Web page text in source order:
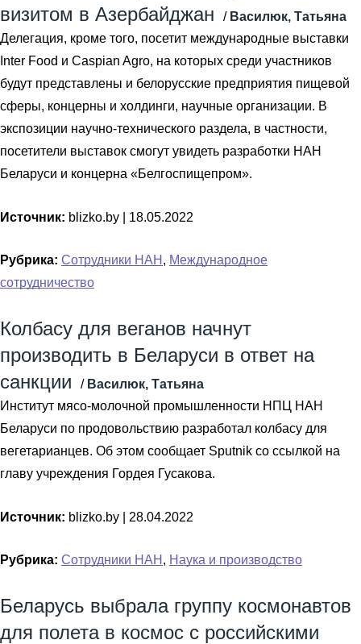
визитом в Азербайджан
/ Василюк, Татьяна
Делегация, кроме того, посетит международные выставки
Inter Food и Caspian Agro, на которых среди участников
будут представлены и белорусские предприятия пищевой
сферы, концерны и холдинги, научные организации. В
экспозиции научно-технического раздела, в частности,
посетители выставок смогут увидеть разработки НАН
Беларуси и концерна «Белгоспищепром».
Источник: blizko.by | 18.05.2022
Рубрика: Сотрудники НАН , Международное
сотрудничество
Колбасу для веганов начнут
производить в Беларуси в ответ на
санкции
/ Василюк, Татьяна
Институт мясо-молочной промышленности НПЦ НАН
Беларуси по продовольствию разработал колбасу для
вегетарианцев. Об этом сообщает Sputnik со ссылкой на
главу учреждения Гордея Гусакова.
Источник: blizko.by | 28.04.2022
Рубрика: Сотрудники НАН , Наука и производство
Беларусь выбрала группу космонавтов
для полета в космос с российскими